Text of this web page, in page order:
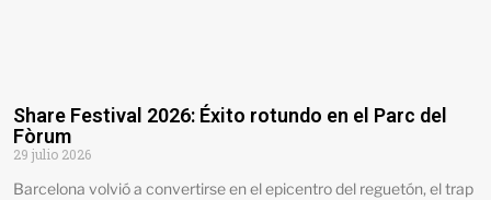
Share Festival 2026: Éxito rotundo en el Parc del
Fòrum
29 julio 2026
Barcelona volvió a convertirse en el epicentro del reguetón, el trap